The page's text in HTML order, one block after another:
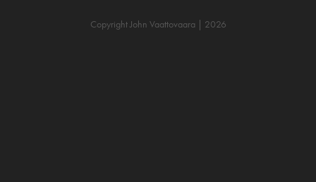
Copyright John Vaattovaara | 2026